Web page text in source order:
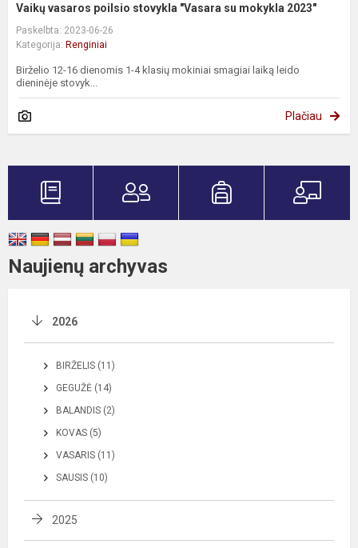
Vaikų vasaros poilsio stovykla "Vasara su mokykla 2023"
Paskelbta: 2023-06-26
Kategorija: Renginiai
Birželio 12-16 dienomis 1-4 klasių mokiniai smagiai laiką leido
dieninėje stovyk...
Plačiau
Naujienų archyvas
2026
BIRŽELIS (11)
GEGUŽĖ (14)
BALANDIS (2)
KOVAS (5)
VASARIS (11)
SAUSIS (10)
2025